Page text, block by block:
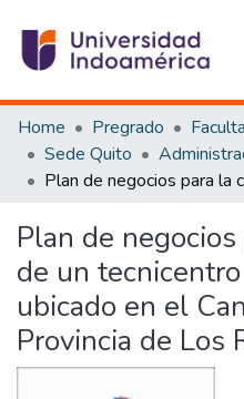
Communities & Collections
All of DSpace
Statistics
Home Pregrado
Sede Quito
Plan de
de un
ubicado en el
Provincia de Los